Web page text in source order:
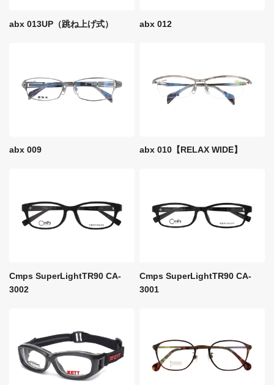
abx 013UP（跳ね上げ式） abx 012
abx 009 abx 010【RELAX WIDE】
Cmps SuperLightTR90 CA-
3002
Cmps SuperLightTR90 CA-
3001